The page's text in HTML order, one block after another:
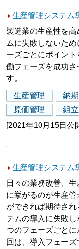
生産管理システム
製造業の生産性を
ムに失敗しないた
ーズごとにポイン
働フェーズを成功さ
す。
生産管理 納
原価管理
組
[2021年10月15日公
生産管理システム
日々の業務改善、
に挙がるのが生産
ができれば期待さ
テムの導入に失敗
つのフェーズごと
回は、導入フェー